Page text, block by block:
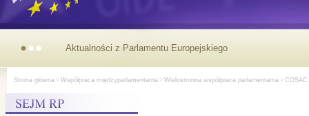
Aktualności z
Parlamentu
Strona główna > Współpraca międzyparlamentarna > Wielostronna współpraca parlamentarna > COSAC